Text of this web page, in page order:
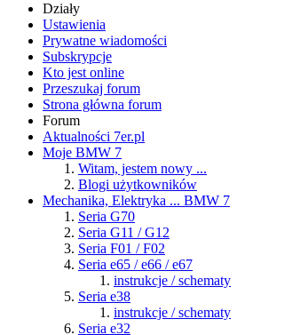
Działy
Ustawienia
Prywatne wiadomości
Subskrypcje
Kto jest online
Przeszukaj forum
Strona główna forum
Forum
Aktualności 7er.pl
Moje BMW 7
Witam, jestem nowy ...
Blogi użytkowników
Mechanika, Elektryka ... BMW 7
Seria G70
Seria G11 / G12
Seria F01 / F02
Seria e65 / e66 / e67
instrukcje / schematy
Seria e38
instrukcje / schematy
Seria e32